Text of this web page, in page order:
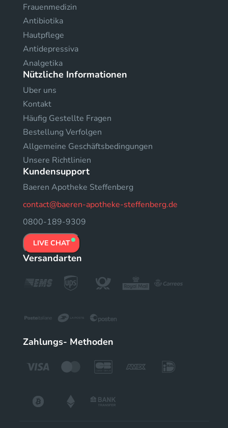
Frauenmedizin
Antibiotika
Hautpflege
Antidepressiva
Analgetika
Nützliche Informationen
Uber uns
Kontakt
Häufig Gestellte Fragen
Bestellung Verfolgen
Allgemeine Geschäftsbedingungen
Unsere Richtlinien
Kundensupport
Baeren Apotheke Steffenberg
contact@baeren-apotheke-steffenberg.de
0800-189-9309
LIVE CHAT
Versandarten
Zahlungs- Methoden